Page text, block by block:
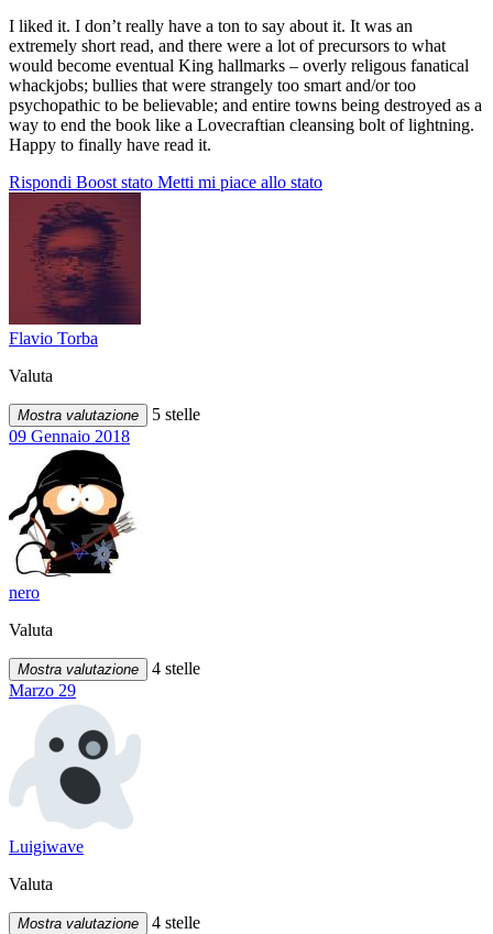
I liked it. I don’t really have a ton to say about it. It was an
extremely short read, and there were a lot of precursors to what
would become eventual King hallmarks – overly religous fanatical
whackjobs; bullies that were strangely too smart and/or too
psychopathic to be believable; and entire towns being destroyed as a
way to end the book like a Lovecraftian cleansing bolt of lightning.
Happy to finally have read it.
Rispondi Boost stato Metti mi piace allo stato
Flavio Torba
Valuta
Mostra valutazione
5 stelle
09 Gennaio 2018
nero
Valuta
Mostra valutazione
4 stelle
Marzo 29
Luigiwave
Valuta
Mostra valutazione
4 stelle